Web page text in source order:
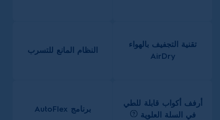
تقنية التجفيف بالهواء
AirDry
النظام المانع للتسرب
أرفف أكواب قابلة للطي
في السلة العلوية
برنامج AutoFlex